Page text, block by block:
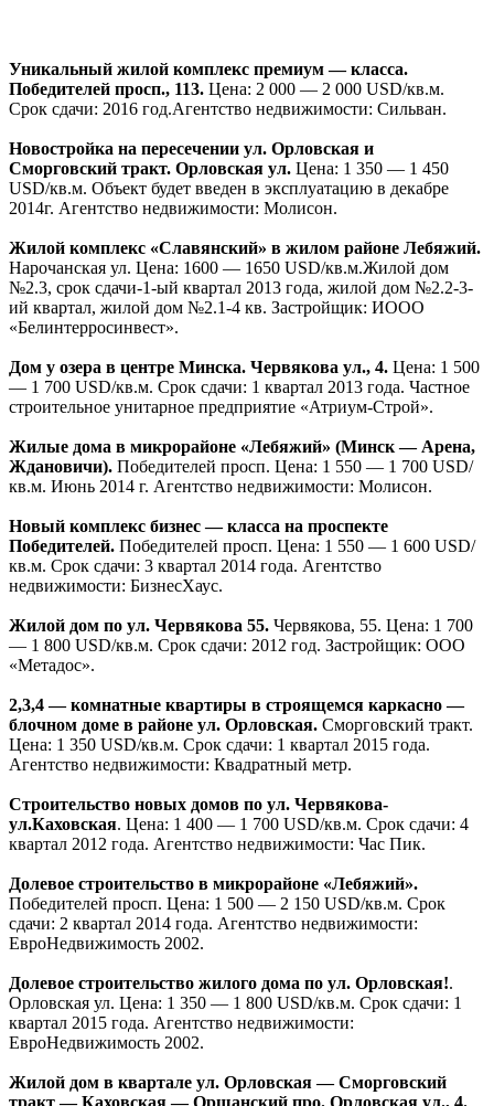
Жилой дом по ул. Червякова 55. Червякова, 55. Цена: 1 700
— 1 800 USD/кв.м. Срок сдачи: 2012 год. Застройщик: ООО
2,3,4 — комнатные квартиры в строящемся каркасно —
блочном доме в районе ул. Орловская.Сморговский тракт.
Цена: 1 350 USD/кв.м. Срок сдачи: 1 квартал 2015 года.
Cтроительство новых домов по ул. Червякова-
ул.Каховская. Цена: 1 400 — 1 700 USD/кв.м. Срок сдачи: 4
квартал 2012 года. Агентство недвижимости: Час Пик.
Победителей просп. Цена: 1 500 — 2 150 USD/кв.м. Срок
сдачи: 2 квартал 2014 года. Агентство недвижимости:
ЕвроНедвижимость 2002.
Долевое строительство жилого дома по ул. Орловская!.
Орловская ул. Цена: 1 350 — 1 800 USD/кв.м. Срок сдачи: 1
квартал 2015 года. Агентство недвижимости:
Жилой дом в квартале ул. Орловская — Сморговский
тракт — Каховская — Оршанский про. Орловская ул., 4.
Цена: 1 350 USD/кв.м. Срок сдачи: 1 квартал 2015 года.
Жилой дом в микрорайоне Северный (Новинки).
Выготского ул. Цена: 1 200 — 1 250 USD/кв.м. Срок сдачи: 4
ответственностью «Спидстер».
Жилой дом № 2 в районе Лебяжий. Ржавецкая ул., 2.
1 250 — 1 350 USD/кв.м. Срок сдачи: 2 квартал 2014 года.
Жилой комплекс «Віленскі Маёнтак».Нововиленская ул.
Цена: 1 300 USD/кв.м. Нач. стр.: 2-ой кв. 2013 года. Сдача 2
2015г. Застройщик: ЧСУП «Горизонтпроектстрой».
Жилые дома №№ 4,5 в микрорайоне «Лебяжий».
Победителей просп. Цена: 1 550 USD/кв.м. Срок сдачи: 4
Клубный дом на Червякова — Хоружей.Хоружей ул., 48-
а.Цена: договорная. Объект сдан. Агентство недвижимости:
ПАКОДАН ЦТН.
Многоквартирные жилые дома в престижном районе